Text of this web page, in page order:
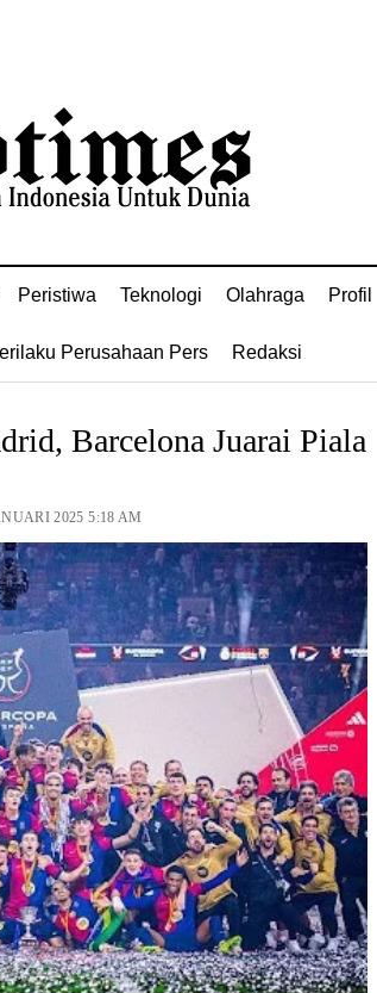
Peristiwa Teknologi Olahraga Profil
Perusahaan Pers Redaksi
Barcelona Juarai Piala
2025 5:18 AM